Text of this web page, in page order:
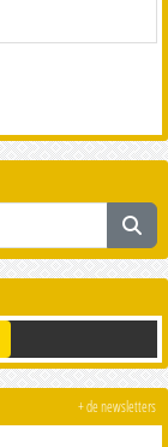
+ de newsletters